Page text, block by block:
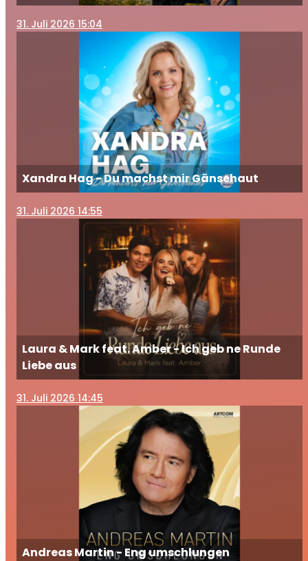
31. Juli 2026 15:04
Xandra Hag - Du machst mir Gänsehaut
31. Juli 2026 14:55
Laura & Mark feat. Amber - Ich geb ne Runde
Liebe aus
31. Juli 2026 14:45
Andreas Martin - Eng umschlungen